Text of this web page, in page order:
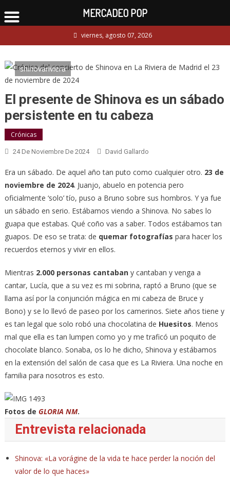
to
viernes, agosto 07, 2026
shinovariviera
El presente de Shinova es un sábado
persistente en tu cabeza
Crónicas
24 De Noviembre De 2024 David Gallardo
Era un sábado. De aquel año tan puto como cualquier otro. 23 de
noviembre de 2024. Juanjo, abuelo en potencia pero
oficialmente ‘solo’ tío, puso a Bruno sobre sus hombros. Y ya fue
un sábado en serio. Estábamos viendo a Shinova. No sabes lo
guapa que estabas. Qué coño vas a saber. Todos estábamos tan
guapos. De eso se trata: de quemar fotografías para hacer los
recuerdos eternos y vivir en ellos.
Mientras 2.000 personas cantabany cantaban y venga a
cantar, Lucía, que a su vez es mi sobrina, raptó a Bruno (que se
llama así por la conjunción mágica en mi cabeza de Bruce y
Bono) y se lo llevó de paseo por los camerinos. Siete años tiene y
es tan legal que solo robó una chocolatina de Huesitos. Menos
mal que ella es tan lumpen como yo y me traficó un poquito de
chocolate blanco. Sonaba, os lo he dicho, Shinova y estábamos
en la extensión del salón de casa que es La Riviera. Una noche en
familia para nosotros es esto.
Fotos de GLORIA NM.
Entrevista relacionada
Shinova: «La vorágine de la vida te hace perder la noción del
valor de lo que haces»
MERCADEO POP